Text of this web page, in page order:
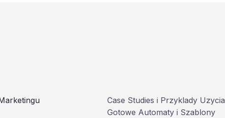
Case Studies i Przyklady Uzycia
Gotowe Automaty i Szablony